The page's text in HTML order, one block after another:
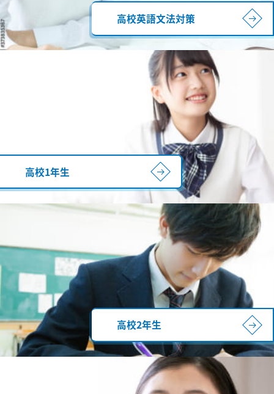
高校英語文法対策
高校1年生
高校2年生